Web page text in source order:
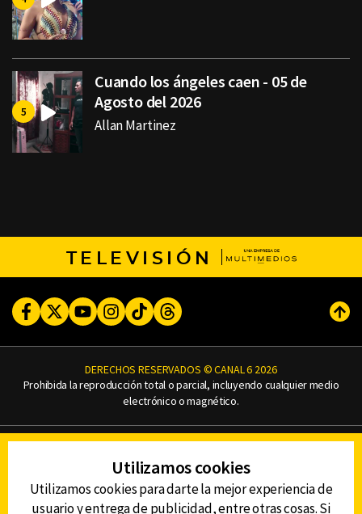
Cuando los ángeles caen - 05 de
Agosto del 2026
Allan Martinez
TELEVISIÓN
FacebookTwitterYoutubeInstagram
TikTokThreads
DERECHOS RESERVADOS © CANAL 6 2026
Prohibida la reproducción total o parcial, incluyendo cualquier medio
electrónico o magnético.
AVISO DE PRIVACIDAD
AVISO LEGAL
DEFENSORÍA DE LAS AUDIENCIAS
Utilizamos cookies
Utilizamos cookies para darte la mejor experiencia de
usuario y entrega de publicidad, entre otras cosas. Si